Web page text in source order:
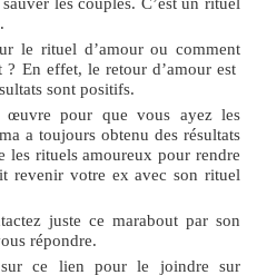
le rituel d’amour ou comment
En effet, le retour d’amour est
sont positifs.
pour que vous ayez les
a toujours obtenu des résultats
rituels amoureux pour rendre
revenir votre ex avec son rituel
juste ce marabout par son
répondre.
ce lien pour le joindre sur